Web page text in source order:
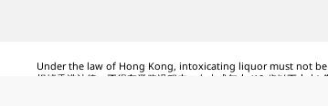
Under the law of Hong Kong, intoxicating liquor must not
根據香港法律，不得在業務過程中，向未成年人 (18 歲以下人士)